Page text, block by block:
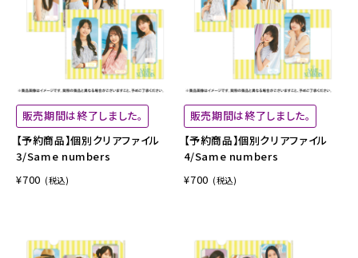
販売期間は終了しました。
【予約商品】個別クリアファイル
3/Same numbers
¥700 (税込)
販売期間は終了しました。
【予約商品】個別クリアファイル
4/Same numbers
¥700 (税込)